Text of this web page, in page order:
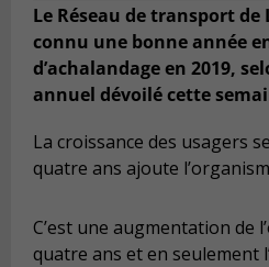
Le Réseau de transport de
connu une bonne année
d’achalandage en 2019,
annuel dévoilé cette
La croissance des usagers
quatre ans ajoute
C’est une augmentation de
quatre ans et en seulement